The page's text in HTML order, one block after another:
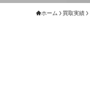
ホーム 買取実績